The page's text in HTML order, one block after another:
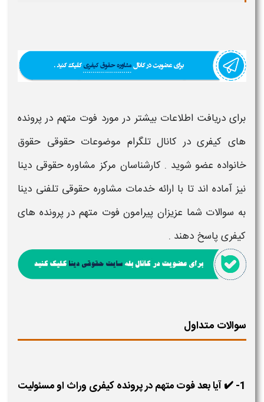
برای دریافت اطلاعات بیشتر در مورد فوت متهم در پرونده
های کیفری در کانال تلگرام موضوعات حقوقی حقوق
خانواده عضو شوید . کارشناسان مرکز مشاوره حقوقی دینا
نیز آماده اند تا با ارائه خدمات مشاوره حقوقی تلفنی دینا
به سوالات شما عزیزان پیرامون فوت متهم در پرونده های
کیفری پاسخ دهند .
سوالات متداول
1- ✔️ آیا بعد فوت متهم در پرونده کیفری وراث او مسئولیت